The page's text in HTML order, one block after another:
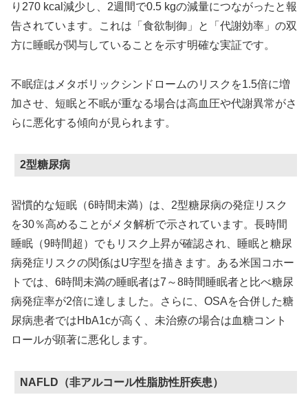
り270 kcal減少し、2週間で0.5 kgの減量につながったと報
告されています。これは「食欲制御」と「代謝効率」の双
方に睡眠が関与していることを示す明確な実証です。
不眠症はメタボリックシンドロームのリスクを1.5倍に増
加させ、短眠と不眠が重なる場合は高血圧や代謝異常がさ
らに悪化する傾向が見られます。
2型糖尿病
習慣的な短眠（6時間未満）は、2型糖尿病の発症リスク
を30％高めることがメタ解析で示されています。長時間
睡眠（9時間超）でもリスク上昇が確認され、睡眠と糖尿
病発症リスクの関係はU字型を描きます。ある米国コホー
トでは、6時間未満の睡眠者は7～8時間睡眠者と比べ糖尿
病発症率が2倍に達しました。さらに、OSAを合併した糖
尿病患者ではHbA1cが高く、未治療の場合は血糖コント
ロールが顕著に悪化します。
NAFLD（非アルコール性脂肪性肝疾患）